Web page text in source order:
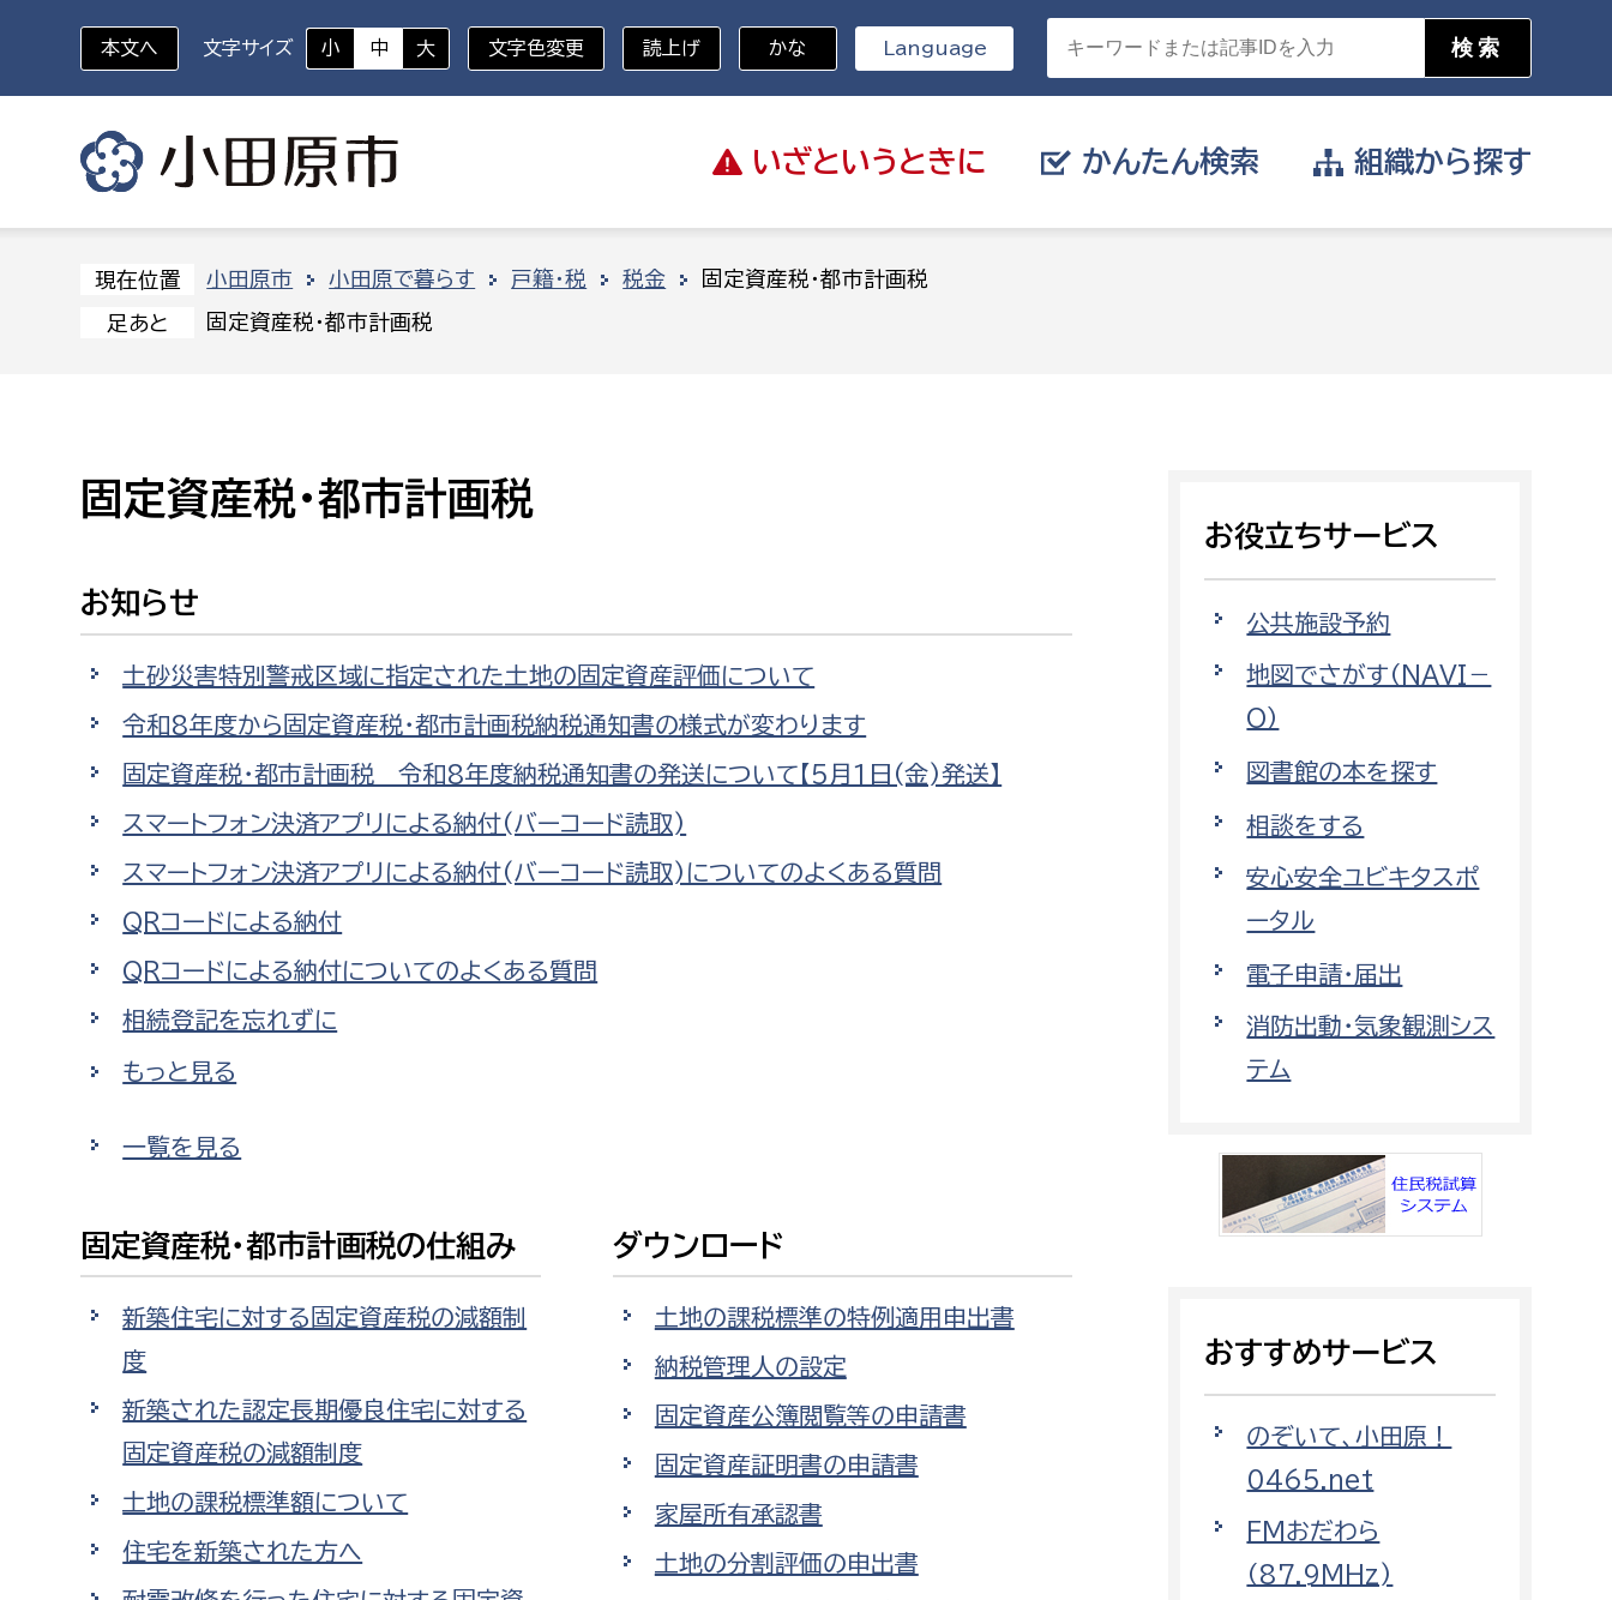
いざと いうときに
いざというときに
かんたん検索
対象者を選択
小・中学生
若者
高齢者
障がい者
傷病者
事業者
労働者
ペット
分野を選択
福祉・健康
地域経済
都市基盤
病院
支払いをしたい
遊びたい
小田原のことを知りたい
イベント・講座などに参加したい
まちづくりに関わりたい
組織から探す
組織から探す
部に属さない室
コンプライアンス推進室
資産マネジメント課
デジタル推進課
地域政策課
地域安全課
戸籍住民課
防災対策課
文化政策課
図書館
環境部
環境政策課
ゼロカーボン推進課
環境事業センター
福祉健康部
生活援護課
保険課
健康づくり課
都市部
地域交通課
建築指導課
建設部
建設政策課
国県事業推進課
土木管理課
道水路整備課
みどり公園課
出納室
市立総合医療センター
患者サポートセンター
病院管理局：経営管理課
病院管理局：医事課
消防
消防総務課
予防課
情報司令課
本文へ 文字サイズ 小 中 大 文字色変更 読上げ かな Language
現在位置 小田原市 小田原で暮らす 戸籍・税 税金 固定資産税・都市計画税
足あと 固定資産税・都市計画税
固定資産税・都市計画税
お知らせ
土砂災害特別警戒区域に指定された土地の固定資産評価について
令和8年度から固定資産税・都市計画税納税通知書の様式が変わります
固定資産税・都市計画税 令和8年度納税通知書の発送について【5月1日(金)発送】
スマートフォン決済アプリによる納付(バーコード読取)
スマートフォン決済アプリによる納付(バーコード読取)についてのよくある質問
QRコードによる納付
QRコードによる納付についてのよくある質問
相続登記を忘れずに
もっと見る
一覧を見る
固定資産税・都市計画税の仕組み
新築住宅に対する固定資産税の減額制
度
新築された認定長期優良住宅に対する
固定資産税の減額制度
土地の課税標準額について
住宅を新築された方へ
ダウンロード
土地の課税標準の特例適用申出書
納税管理人の設定
固定資産公簿閲覧等の申請書
固定資産証明書の申請書
家屋所有承認書
土地の分割評価の申出書
お役立ちサービス
公共施設予約
地図でさがす（NAVI－
O）
図書館の本を探す
相談をする
安心安全ユビキタスポ
ータル
電子申請・届出
消防出動・気象観測シス
テム
おすすめサービス
のぞいて、小田原！
0465.net
FMおだわら
（87.9MHz)